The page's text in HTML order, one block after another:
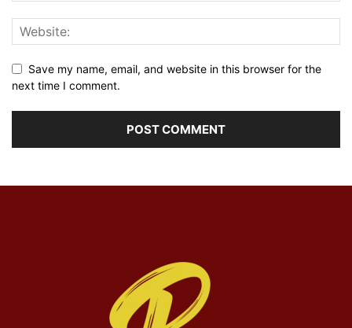
Save my name, email, and website in this browser for the
next time I comment.